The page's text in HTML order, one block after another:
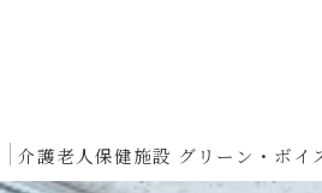
介護老人保健施設 グリーン・ボイ